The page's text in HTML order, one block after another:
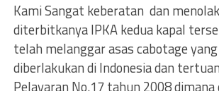
Kami Sangat keberatan dan
diterbitkanya IPKA kedua kapal
telah melanggar asas cabotage
diberlakukan di Indonesia dan
Pelayaran No.17 tahun 2008